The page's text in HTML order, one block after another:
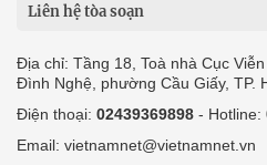
Liên hệ tòa soạn
Địa chỉ: Tầng 18, Toà nhà Cục
Đình Nghệ, phường Cầu Giấy, TP.
Điện thoại: 02439369898 - Hotline:
Email: vietnamnet@vietnamnet.vn